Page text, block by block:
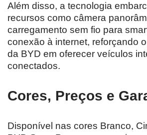
Além disso, a tecnologia
recursos como câmera
carregamento sem fio para
conexão à internet, reforçando
da BYD em oferecer veículos
conectados.
Cores, Preços e
Disponível nas cores Branco,